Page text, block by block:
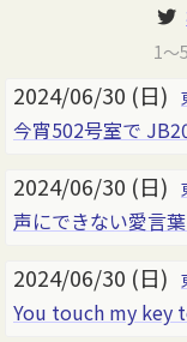
1～
2024/06/30 (日)
今宵502号室で
2024/06/30 (日)
声にできない愛言
2024/06/30 (日)
You touch my key